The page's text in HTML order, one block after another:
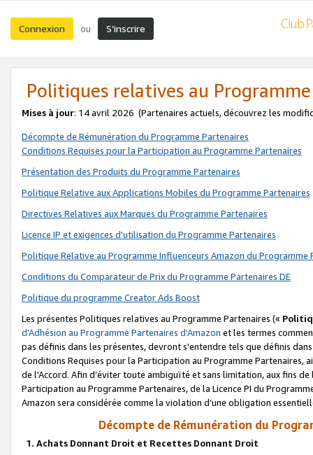
Connexion ou S’inscrire
Politiques relatives au
Mises à jour: 14 avril 2026 (Partenaires actuels, découvrez les
Décompte de Rémunération du Programme Partenaires
Conditions Requises pour la Participation au Programme Partenaires
Présentation des Produits du Programme Partenaires
Politique Relative aux Applications Mobiles du Programme Partenaires
Directives Relatives aux Marques du Programme Partenaires
Licence IP et exigences d'utilisation du Programme Partenaires
Politique Relative au Programme Influenceurs Amazon du Programme
Conditions du Comparateur de Prix du Programme Partenaires DE
Politique du programme Creator Ads Boost
Les présentes Politiques relatives au Programme Partenaires («
d’Adhésion au Programme Partenaires d'Amazon et les termes
pas définis dans les présentes, devront s'entendre tels que définis
Conditions Requises pour la Participation au Programme Partenaires,
de l'Accord. Afin d’éviter toute ambiguïté et sans limitation, aux fins
Participation au Programme Partenaires, de la Licence PI du
Amazon sera considérée comme la violation d’une obligation
Décompte de Rémunération du
1. Achats Donnant Droit et Recettes Donnant Droit